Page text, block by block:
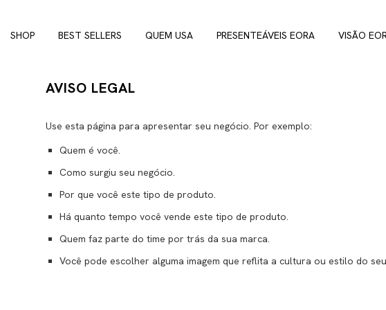
SHOP BEST SELLERS QUEM USA PRESENTEÁVEIS EORA VISÃO
AVISO LEGAL
Use esta página para apresentar seu negócio. Por exemplo:
Quem é você.
Como surgiu seu negócio.
Por que você este tipo de produto.
Há quanto tempo você vende este tipo de produto.
Quem faz parte do time por trás da sua marca.
Você pode escolher alguma imagem que reflita a cultura ou estilo do